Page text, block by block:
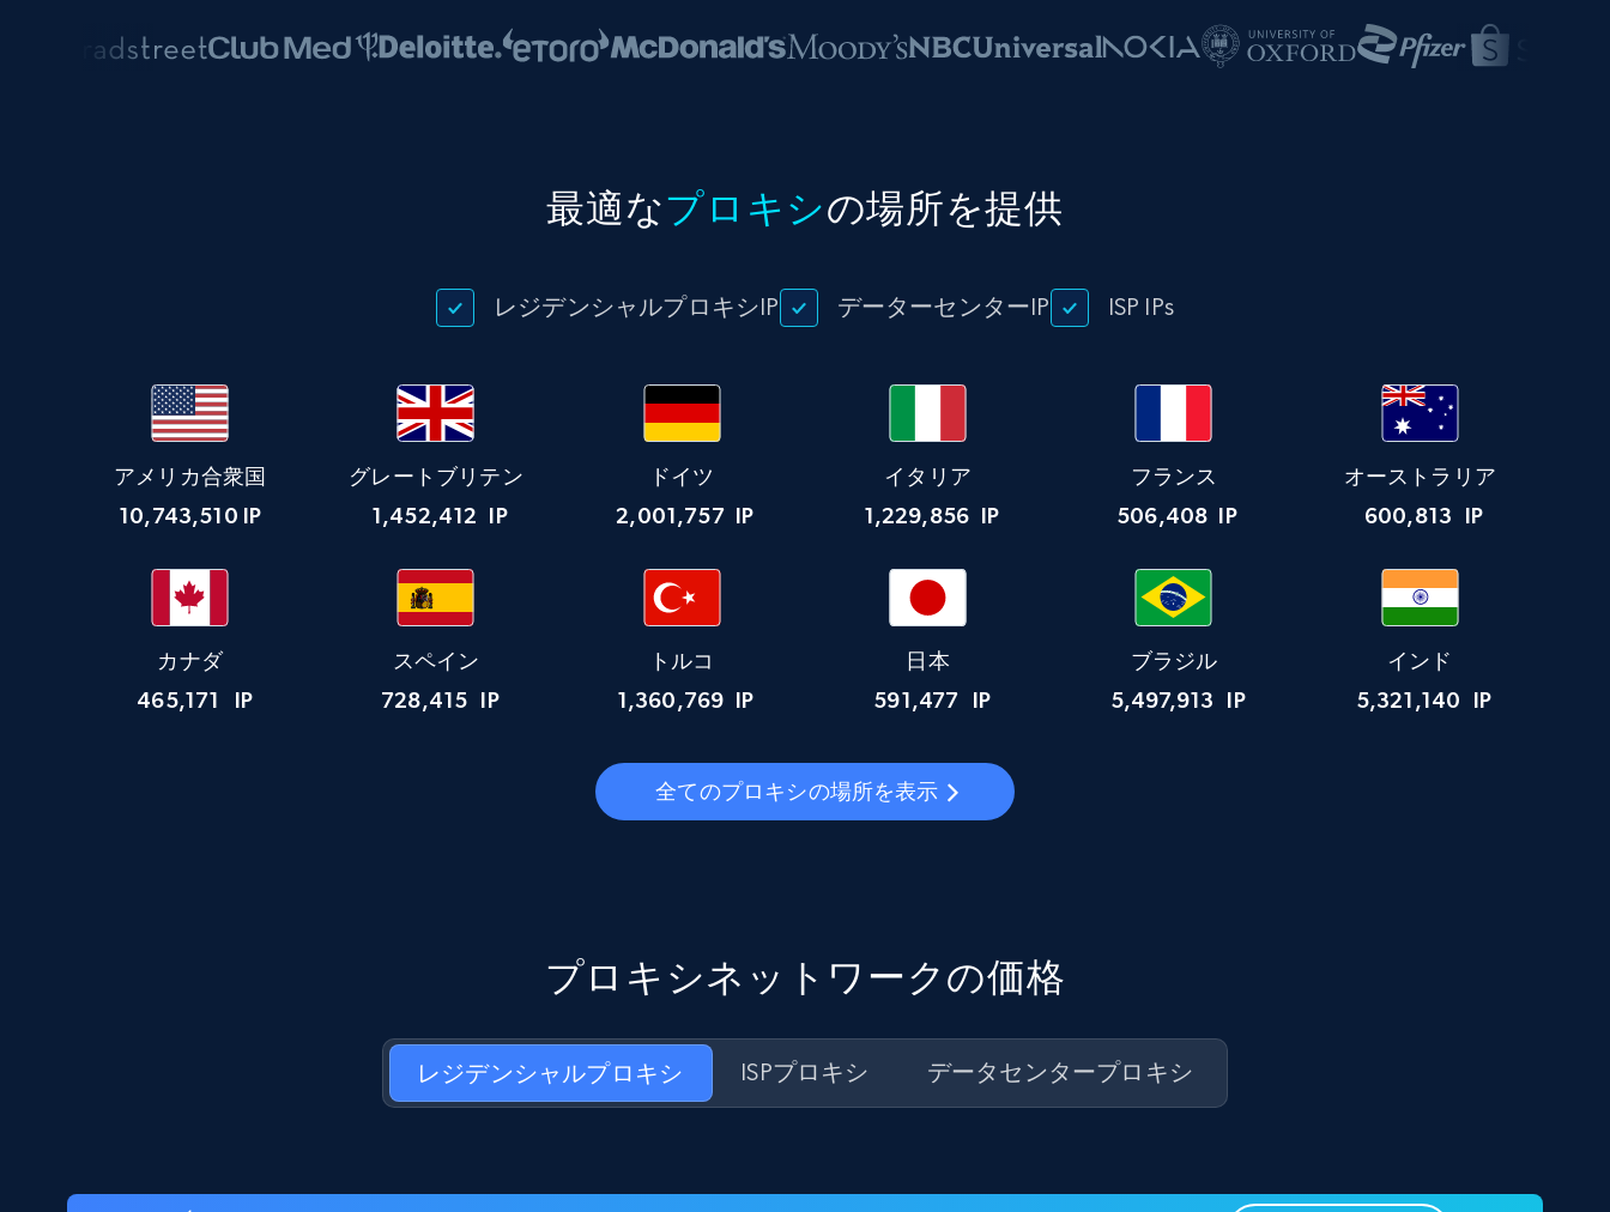
最適なプロキシの場所を提供
レジデンシャルプロキシIP データーセンターIP ISP IPs
アメリカ合衆国
10,743,510 IP
グレートブリテン
1,452,412 IP
ドイツ
2,001,757 IP
イタリア
1,229,856 IP
フランス
506,408 IP
オーストラリア
600,813
IP
カナダ
465,171
IP
スペイン
728,415 IP
トルコ
1,360,769 IP
日本
591,477
IP
ブラジル
5,497,913
IP
インド
5,321,140
IP
全てのプロキシの場所を表示
プロキシネットワークの価格
レジデンシャルプロキシ ISPプロキシ データセンタープロキシ